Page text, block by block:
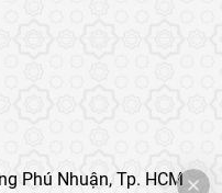
Phú Nhuận, Tp. HCM